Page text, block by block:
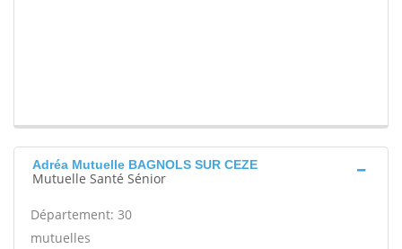
Adréa Mutuelle BAGNOLS SUR CEZE
Mutuelle Santé Sénior
Département: 30
mutuelles